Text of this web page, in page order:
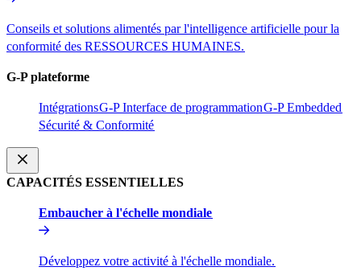
Conseils et solutions alimentés par l'intelligence artificielle pour la
conformité des RESSOURCES HUMAINES.​​
G-P plateforme​​
Intégrations​​G-P Interface de programmation​​G-P Embedded​​
Sécurité & Conformité​​
CAPACITÉS ESSENTIELLES​​
Embaucher à l'échelle mondiale​​
Développez votre activité à l'échelle mondiale.​​